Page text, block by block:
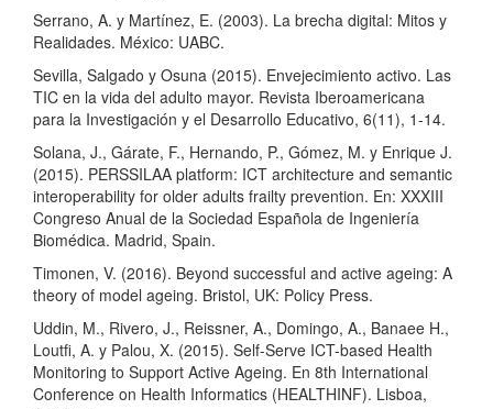
Serrano, A. y Martínez, E. (2003). La brecha digital: Mitos y
Realidades. México: UABC.
Sevilla, Salgado y Osuna (2015). Envejecimiento activo. Las
TIC en la vida del adulto mayor. Revista Iberoamericana
para la Investigación y el Desarrollo Educativo, 6(11), 1-14.
Solana, J., Gárate, F., Hernando, P., Gómez, M. y Enrique J.
(2015). PERSSILAA platform: ICT architecture and semantic
interoperability for older adults frailty prevention. En: XXXIII
Congreso Anual de la Sociedad Española de Ingeniería
Biomédica. Madrid, Spain.
Timonen, V. (2016). Beyond successful and active ageing: A
theory of model ageing. Bristol, UK: Policy Press.
Uddin, M., Rivero, J., Reissner, A., Domingo, A., Banaee H.,
Loutfi, A. y Palou, X. (2015). Self-Serve ICT-based Health
Monitoring to Support Active Ageing. En 8th International
Conference on Health Informatics (HEALTHINF). Lisboa,